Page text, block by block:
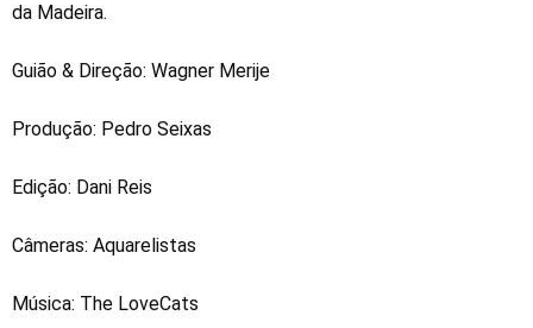
da Madeira.
Guião & Direção: Wagner Merije
Produção: Pedro Seixas
Edição: Dani Reis
Câmeras: Aquarelistas
Música: The LoveCats